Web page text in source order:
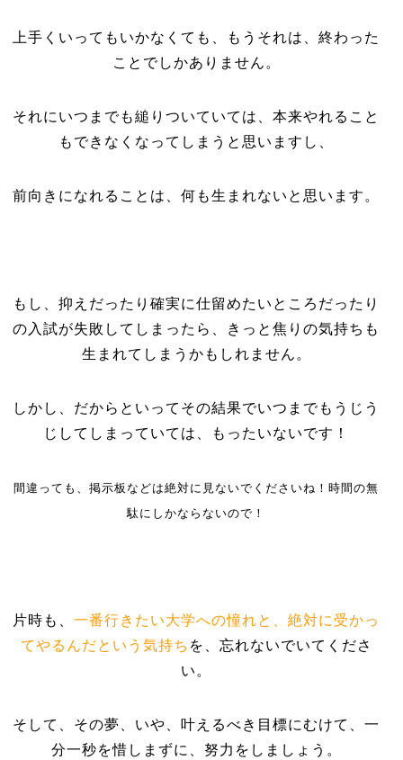
上手くいってもいかなくても、もうそれは、終わった
ことでしかありません。
それにいつまでも縋りついていては、本来やれること
もできなくなってしまうと思いますし、
前向きになれることは、何も生まれないと思います。
もし、抑えだったり確実に仕留めたいところだったり
の入試が失敗してしまったら、きっと焦りの気持ちも
生まれてしまうかもしれません。
しかし、だからといってその結果でいつまでもうじう
じしてしまっていては、もったいないです！
間違っても、掲示板などは絶対に見ないでくださいね！時間の無
駄にしかならないので！
片時も、一番行きたい大学への憧れと、絶対に受かっ
てやるんだという気持ち を、忘れないでいてくださ
い。
そして、その夢、いや、叶えるべき目標にむけて、一
分一秒を惜しまずに、努力をしましょう。